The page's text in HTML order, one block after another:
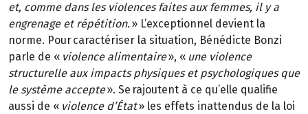
et, comme dans les violences faites aux femmes, il y a
engrenage et répétition.» L’exceptionnel devient la
norme. Pour caractériser la situation, Bénédicte Bonzi
parle de « violence alimentaire», « une violence
structurelle aux impacts physiques et psychologiques que
le système accepte». Se rajoutent à ce qu’elle qualifie
aussi de « violence d’État» les effets inattendus de la loi